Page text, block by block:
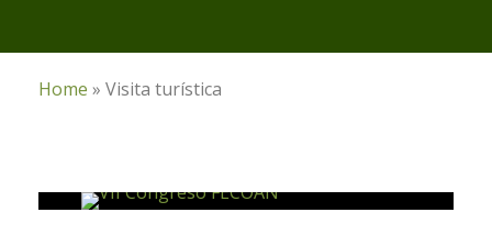
Home » Visita turística